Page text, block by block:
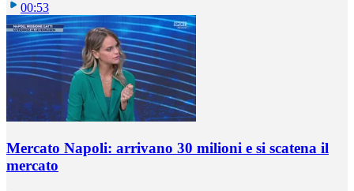
00:53
Mercato Napoli: arrivano 30 milioni e si scatena il
mercato